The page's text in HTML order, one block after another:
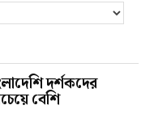
দর্শকদের
বেশি